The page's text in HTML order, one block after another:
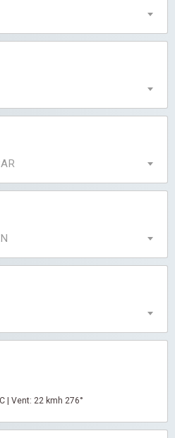
| Vent: 22 kmh 276°